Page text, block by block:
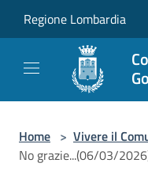
Regione Lombardia
Home > Vivere il
No grazie...(06/03/